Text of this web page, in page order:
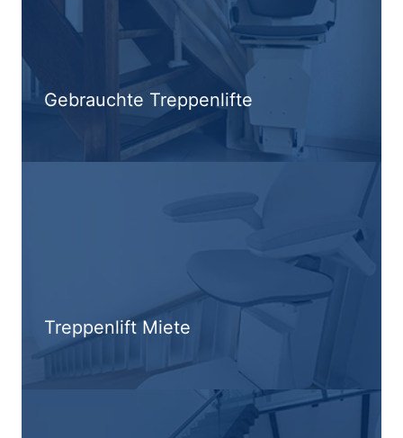
Gebrauchte Treppenlifte
Treppenlift Miete